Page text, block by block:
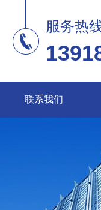
服务热
联系我们